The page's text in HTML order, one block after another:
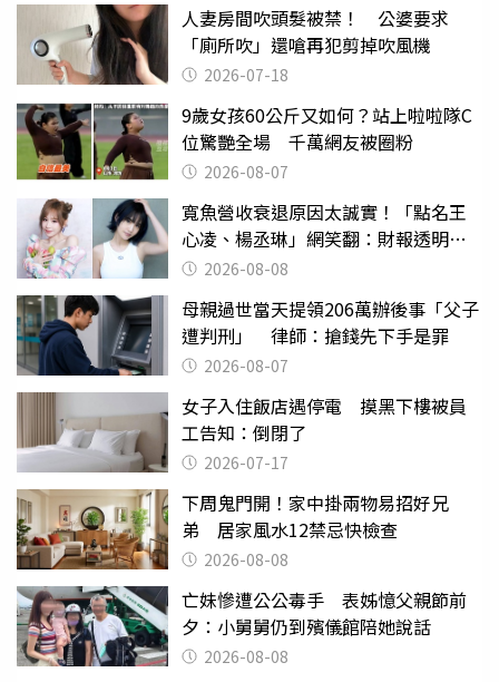
人妻房間吹頭髮被禁！ 公婆要求
「廁所吹」還嗆再犯剪掉吹風機
2026-07-18
9歲女孩60公斤又如何？站上啦啦隊C
位驚艷全場 千萬網友被圈粉
2026-08-07
寬魚營收衰退原因太誠實！「點名王
心凌、楊丞琳」網笑翻：財報透明度
滿分2026-08-08
母親過世當天提領206萬辦後事「父子
遭判刑」 律師：搶錢先下手是罪
2026-08-07
女子入住飯店遇停電 摸黑下樓被員
工告知：倒閉了
2026-07-17
下周鬼門開！家中掛兩物易招好兄
弟 居家風水12禁忌快檢查
2026-08-08
亡妹慘遭公公毒手 表姊憶父親節前
夕：小舅舅仍到殯儀館陪她說話
2026-08-08